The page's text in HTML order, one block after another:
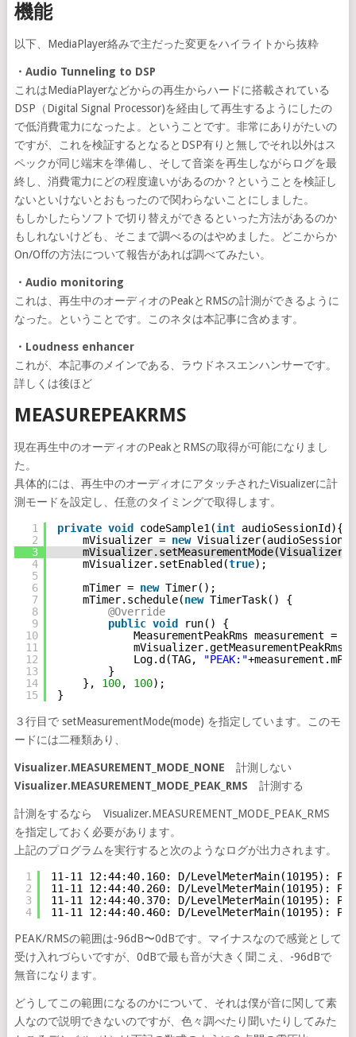
機能
以下、MediaPlayer絡みで主だった変更をハイライトから抜粋
・Audio Tunneling to DSP
これはMediaPlayerなどからの再生からハードに搭載されている
DSP（Digital Signal Processor)を経由して再生するようにしたの
で低消費電力になったよ。ということです。非常にありがたいの
ですが、これを検証するとなるとDSP有りと無しでそれ以外はス
ペックが同じ端末を準備し、そして音楽を再生しながらログを最
終し、消費電力にどの程度違いがあるのか？ということを検証し
ないといけないとおもったので関わらないことにしました。
もしかしたらソフトで切り替えができるといった方法があるのか
もしれないけども、そこまで調べるのはやめました。どこからか
On/Offの方法について報告があれば調べてみたい。
・Audio monitoring
これは、再生中のオーディオのPeakとRMSの計測ができるように
なった。ということです。このネタは本記事に含めます。
・Loudness enhancer
これが、本記事のメインである、ラウドネスエンハンサーです。
詳しくは後ほど
MEASUREPEAKRMS
現在再生中のオーディオのPeakとRMSの取得が可能になりまし
た。
具体的には、再生中のオーディオにアタッチされたVisualizerに計
測モードを設定し、任意のタイミングで取得します。
1
2
3
4
5
6
7
8
9
10
11
12
13
14
15
private void codeSample1(int audioSessionId){
mVisualizer = new
mVisualizer.setEnabled(true);
mTimer = new Timer();
mTimer.schedule(new TimerTask() {
@Override
public void
run() {
MeasurementPeakRms measurement =
Log.d(TAG,
"PEAK:"
}
}, 100, 100);
}
３行目で setMeasurementMode(mode) を指定しています。このモ
ードには二種類あり、
Visualizer.MEASUREMENT_MODE_NONE 計測しない
Visualizer.MEASUREMENT_MODE_PEAK_RMS 計測する
計測をするなら Visualizer.MEASUREMENT_MODE_PEAK_RMS
を指定しておく必要があります。
上記のプログラムを実行すると次のようなログが出力されます。
1
2
3
4
11-11 12:44:40.160: D/LevelMeterMain(10195):
11-11 12:44:40.260: D/LevelMeterMain(10195):
11-11 12:44:40.370: D/LevelMeterMain(10195):
11-11 12:44:40.460: D/LevelMeterMain(10195):
PEAK/RMSの範囲は-96dB〜0dBです。マイナスなので感覚として
受け入れづらいですが、0dBで最も音が大きく聞こえ、-96dBで
無音になります。
どうしてこの範囲になるのかについて、それは僕が音に関して素
人なので説明できないのですが、色々調べたり聞いたりしてみた